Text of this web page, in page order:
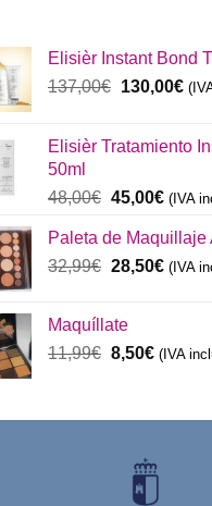
Elisièr Instant Bond
137,00€ El
era:
130,00€El
es:
Elisièr Tratamiento
50ml
48,00€ El
original
era:
45,00€El
actual
es:
(IVA
Paleta de Maquillaje
32,99€ El
era:
32,99€.
28,50€El
(IVA
Maquíllate
11,99€ El
era:
8,50€El
es:
(IVA